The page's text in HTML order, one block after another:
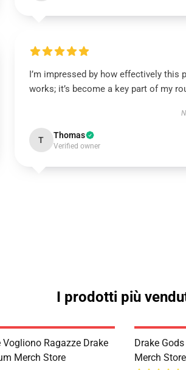
I’m impressed by how effectively this
works; it’s become a key part of my
T Thomas
Verified owner
I prodotti più
Vogliono Ragazze Drake
Merch Store
Drake
Merch Store